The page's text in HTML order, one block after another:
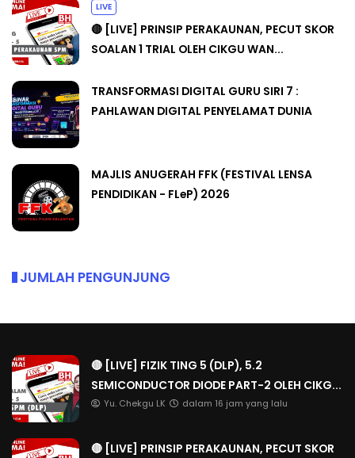
LIVE
🔴 [LIVE] PRINSIP PERAKAUNAN, PECUT SKOR
SOALAN 1 TRIAL OLEH CIKGU WAN...
TRANSFORMASI DIGITAL GURU SIRI 7 :
PAHLAWAN DIGITAL PENYELAMAT DUNIA
MAJLIS ANUGERAH FFK (FESTIVAL LENSA
PENDIDIKAN - FLeP) 2026
JUMLAH PENGUNJUNG
🔴 [LIVE] FIZIK TING 5 (DLP), 5.2
SEMICONDUCTOR DIODE PART-2 OLEH CIKG...
Yu. Chekgu LK dalam 16 jam yang lalu
🔴 [LIVE] PRINSIP PERAKAUNAN, PECUT SKOR